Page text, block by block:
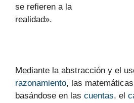
se refieren a la
realidad».
Mediante la abstracción y el
razonamiento, las
basándose en las cuentas, el